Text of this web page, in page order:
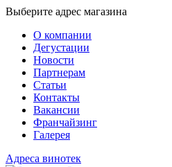
Выберите адрес магазина
О компании
Дегустации
Новости
Партнерам
Статьи
Контакты
Вакансии
Франчайзинг
Галерея
Адреса винотек